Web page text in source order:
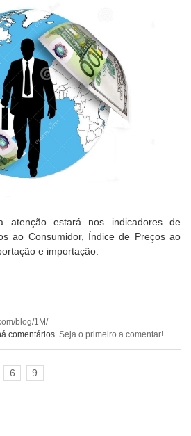
atenção estará nos indicadores de
ao Consumidor, Índice de Preços ao
e importação.
blog/1M/
comentários. Seja o primeiro a comentar!
6 9